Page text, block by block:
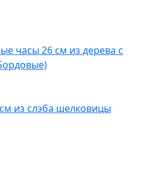
из слэба шелковицы